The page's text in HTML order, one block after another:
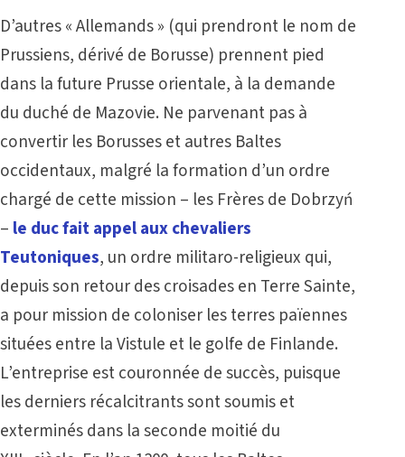
D’autres « Allemands » (qui prendront le nom de
Prussiens, dérivé de Borusse) prennent pied
dans la future Prusse orientale, à la demande
du duché de Mazovie. Ne parvenant pas à
convertir les Borusses et autres Baltes
occidentaux, malgré la formation d’un ordre
chargé de cette mission – les Frères de Dobrzyń
– le duc fait appel aux chevaliers
Teutoniques, un ordre militaro-religieux qui,
depuis son retour des croisades en Terre Sainte,
a pour mission de coloniser les terres païennes
situées entre la Vistule et le golfe de Finlande.
L’entreprise est couronnée de succès, puisque
les derniers récalcitrants sont soumis et
exterminés dans la seconde moitié du